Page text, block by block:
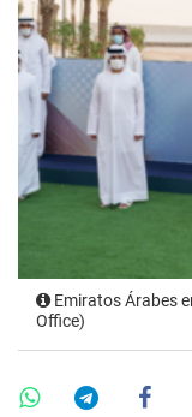
Emiratos Árabes
Office)